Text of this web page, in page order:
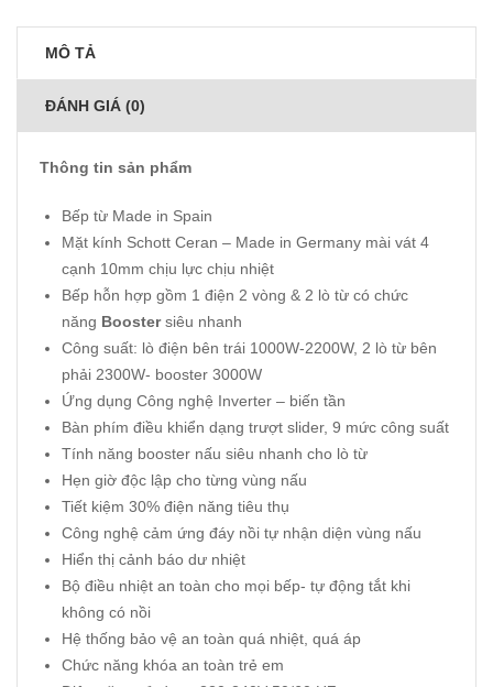
MÔ TẢ
ĐÁNH GIÁ (0)
Thông tin sản phẩm
Bếp từ Made in Spain
Mặt kính Schott Ceran – Made in Germany mài vát 4
cạnh 10mm chịu lực chịu nhiệt
Bếp hỗn hợp gồm 1 điện 2 vòng & 2 lò từ có chức
năng Boostersiêu nhanh
Công suất: lò điện bên trái 1000W-2200W, 2 lò từ bên
phải 2300W- booster 3000W
Ứng dụng Công nghệ Inverter – biến tần
Bàn phím điều khiển dạng trượt slider, 9 mức công suất
Tính năng booster nấu siêu nhanh cho lò từ
Hẹn giờ độc lập cho từng vùng nấu
Tiết kiệm 30% điện năng tiêu thụ
Công nghệ cảm ứng đáy nồi tự nhận diện vùng nấu
Hiển thị cảnh báo dư nhiệt
Bộ điều nhiệt an toàn cho mọi bếp- tự động tắt khi
không có nồi
Hệ thống bảo vệ an toàn quá nhiệt, quá áp
Chức năng khóa an toàn trẻ em